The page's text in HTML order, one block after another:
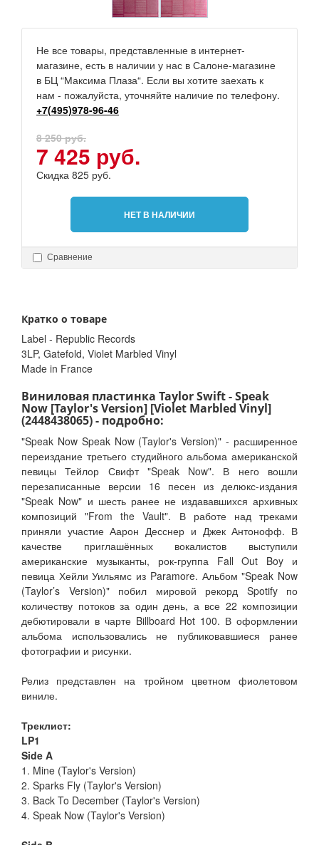
Не все товары, представленные в интернет-
магазине, есть в наличии у нас в Салоне-магазине
в БЦ “Максима Плаза“. Если вы хотите заехать к
нам - пожалуйста, уточняйте наличие по телефону.
+7(495)978-96-46
8 250 руб.
7 425 руб.
Скидка 825 руб.
НЕТ В НАЛИЧИИ
Сравнение
Кратко о товаре
Label - Republic Records
3LP, Gatefold, Violet Marbled Vinyl
Made in France
Виниловая пластинка Taylor Swift - Speak
Now [Taylor's Version] [Violet Marbled Vinyl]
(2448438065) - подробно:
"Speak Now Speak Now (Taylor's Version)" - расширенное
переиздание третьего студийного альбома американской
певицы Тейлор Свифт "Speak Now". В него вошли
перезаписанные версии 16 песен из делюкс-издания
"Speak Now" и шесть ранее не издававшихся архивных
композиций "From the Vault". В работе над треками
приняли участие Аарон Десснер и Джек Антонофф. В
качестве приглашённых вокалистов выступили
американские музыканты, рок-группа Fall Out Boy и
певица Хейли Уильямс из Paramore. Альбом "Speak Now
(Taylor’s Version)" побил мировой рекорд Spotify по
количеству потоков за один день, а все 22 композиции
дебютировали в чарте Billboard Hot 100. В оформлении
альбома использовались не публиковавшиеся ранее
фотографии и рисунки.
Релиз представлен на тройном цветном фиолетовом
виниле.
Треклист:
LP1
Side A
1. Mine (Taylor's Version)
2. Sparks Fly (Taylor's Version)
3. Back To December (Taylor's Version)
4. Speak Now (Taylor's Version)